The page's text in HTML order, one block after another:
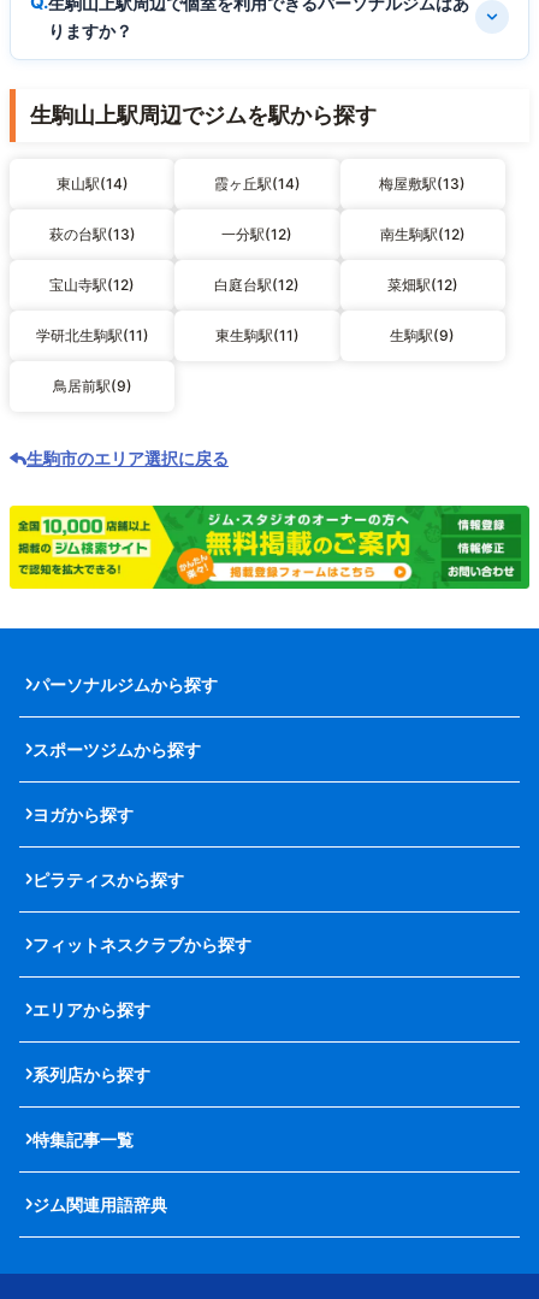
りますか？
生駒山上駅周辺でジムを駅から探す
東山駅(14) 霞ヶ丘駅(14) 梅屋敷駅(13)
萩の台駅(13) 一分駅(12) 南生駒駅(12)
宝山寺駅(12) 白庭台駅(12) 菜畑駅(12)
学研北生駒駅(11) 東生駒駅(11) 生駒駅(9)
鳥居前駅(9)
生駒市のエリア選択に戻る
パーソナルジムから探す
スポーツジムから探す
ヨガから探す
ピラティスから探す
フィットネスクラブから探す
エリアから探す
系列店から探す
特集記事一覧
ジム関連用語辞典